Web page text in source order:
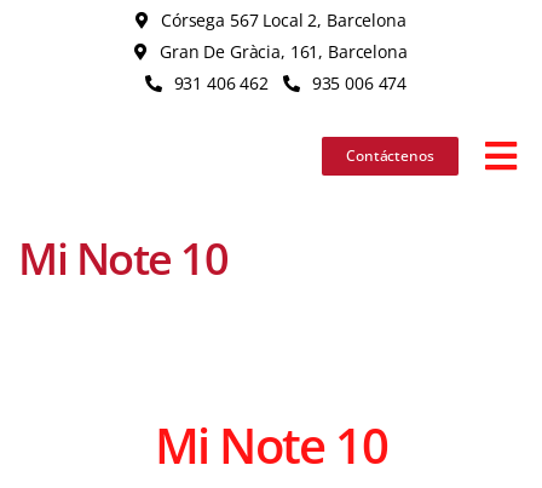
Córsega 567 Local 2, Barcelona
Gran De Gràcia, 161, Barcelona
931 406 462
935 006 474
Contáctenos
Mi Note 10
Mi Note 10